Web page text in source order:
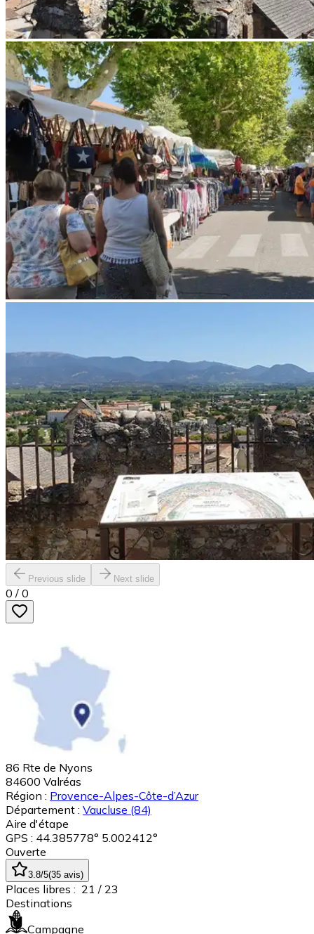
Previous slide Next slide
0 / 0
86 Rte de Nyons
84600 Valréas
Région : Provence-Alpes-Côte-d’Azur
Département : Vaucluse (84)
Aire d'étape
GPS : 44.385778° 5.002412°
Ouverte
3.8/5(35 avis)
Places libres : 21 / 23
Destinations
Campagne